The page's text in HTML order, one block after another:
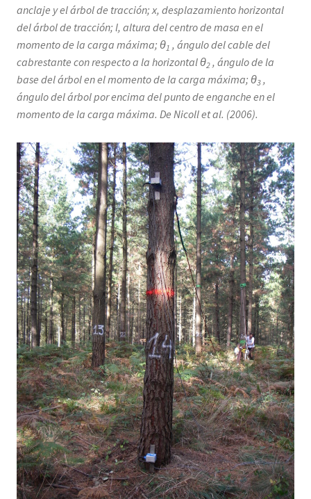
anclaje y el árbol de tracción; x, desplazamiento horizontal
del árbol de tracción; l, altura del centro de masa en el
momento de la carga máxima; θ1 , ángulo del cable del
cabrestante con respecto a la horizontal θ2 , ángulo de la
base del árbol en el momento de la carga máxima; θ3 ,
ángulo del árbol por encima del punto de enganche en el
momento de la carga máxima. De Nicoll et al. (2006).